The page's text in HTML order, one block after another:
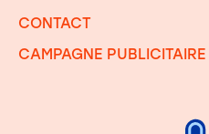
CONTACT
CAMPAGNE PUBLICITAIRE